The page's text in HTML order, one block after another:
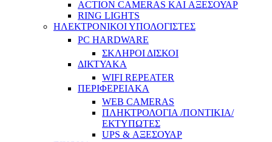
ACTION CAMERAS KAI ΑΞΕΣΟΥΑΡ
RING LIGHTS
ΗΛΕΚΤΡΟΝΙΚΟΙ ΥΠΟΛΟΓΙΣΤΕΣ
PC HARDWARE
ΣΚΛΗΡΟΙ ΔΙΣΚΟΙ
ΔΙΚΤΥΑΚΑ
WIFI REPEATER
ΠΕΡΙΦΕΡΕΙΑΚΑ
WEB CAMERAS
ΠΛΗΚΤΡΟΛΟΓΙΑ /ΠΟΝΤΙΚΙΑ/
ΕΚΤΥΠΩΤΕΣ
UPS & ΑΞΕΣΟΥΑΡ